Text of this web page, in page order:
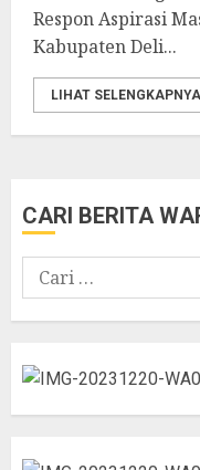
Respon Aspirasi
Kabupaten Deli...
LIHAT
CARI BERITA
Cari
untuk: